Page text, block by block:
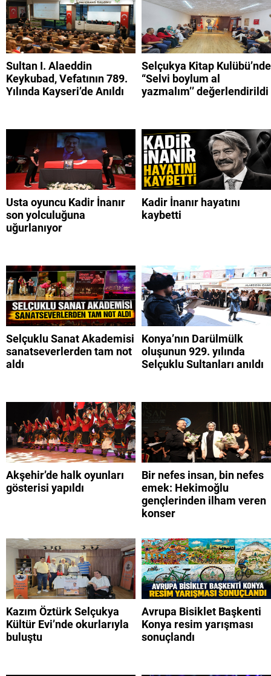
Sultan I. Alaeddin
Keykubad, Vefatının 789.
Yılında Kayseri’de Anıldı
Selçukya Kitap Kulübü’nde
“Selvi boylum al
yazmalım’’ değerlendirildi
Usta oyuncu Kadir İnanır
son yolculuğuna
uğurlanıyor
Kadir İnanır hayatını
kaybetti
Selçuklu Sanat Akademisi
sanatseverlerden tam not
aldı
Konya’nın Darülmülk
oluşunun 929. yılında
Selçuklu Sultanları anıldı
Akşehir’de halk oyunları
gösterisi yapıldı
Bir nefes insan, bin nefes
emek: Hekimoğlu
gençlerinden ilham veren
konser
Kazım Öztürk Selçukya
Kültür Evi’nde okurlarıyla
buluştu
Avrupa Bisiklet Başkenti
Konya resim yarışması
sonuçlandı